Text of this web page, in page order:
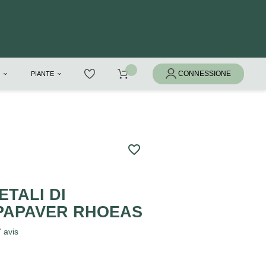
PIANTE
favorite_border
DI
RHOEAS
avis